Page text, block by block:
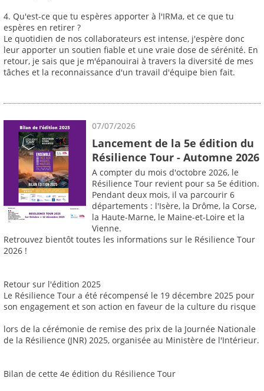
4. Qu'est-ce que tu espères apporter à l'IRMa, et ce que tu
espères en retirer ?
Le quotidien de nos collaborateurs est intense, j'espère donc
leur apporter un soutien fiable et une vraie dose de sérénité. En
retour, je sais que je m'épanouirai à travers la diversité de mes
tâches et la reconnaissance d'un travail d'équipe bien fait.
07/07/2026
Lancement de la 5e édition du
Résilience Tour - Automne 2026
A compter du mois d'octobre 2026, le
Résilience Tour revient pour sa 5e édition.
Pendant deux mois, il va parcourir 6
départements : l'Isère, la Drôme, la Corse,
la Haute-Marne, le Maine-et-Loire et la
Vienne.
Retrouvez bientôt toutes les informations sur le Résilience Tour
2026 !
Retour sur l'édition 2025
Le Résilience Tour a été récompensé le 19 décembre 2025 pour
son engagement et son action en faveur de la culture du risque
lors de la cérémonie de remise des prix de la Journée Nationale
de la Résilience (JNR) 2025, organisée au Ministère de l'Intérieur.
Bilan de cette 4e édition du Résilience Tour